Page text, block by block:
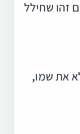
זהו שחילל
את שמו,